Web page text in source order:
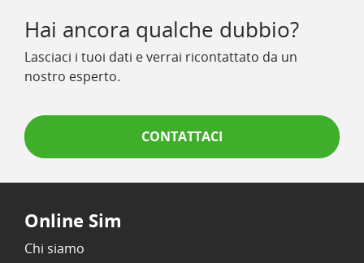
Hai ancora qualche dubbio?
Lasciaci i tuoi dati e verrai ricontattato da un
nostro esperto.
CONTATTACI
Online Sim
Chi siamo